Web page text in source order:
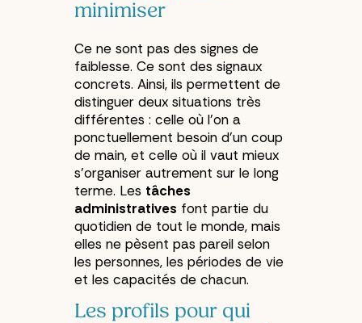
minimiser
Ce ne sont pas des signes de
faiblesse. Ce sont des signaux
concrets. Ainsi, ils permettent de
distinguer deux situations très
différentes : celle où l’on a
ponctuellement besoin d’un coup
de main, et celle où il vaut mieux
s’organiser autrement sur le long
terme. Les tâches
administratives font partie du
quotidien de tout le monde, mais
elles ne pèsent pas pareil selon
les personnes, les périodes de vie
et les capacités de chacun.
Les profils pour qui